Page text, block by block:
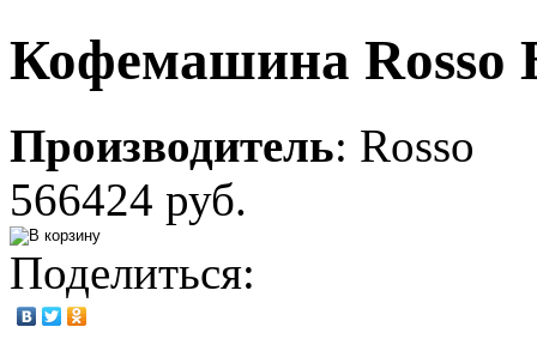
Кофемашина Rosso
Производитель: Rosso
566424 руб.
Поделиться: